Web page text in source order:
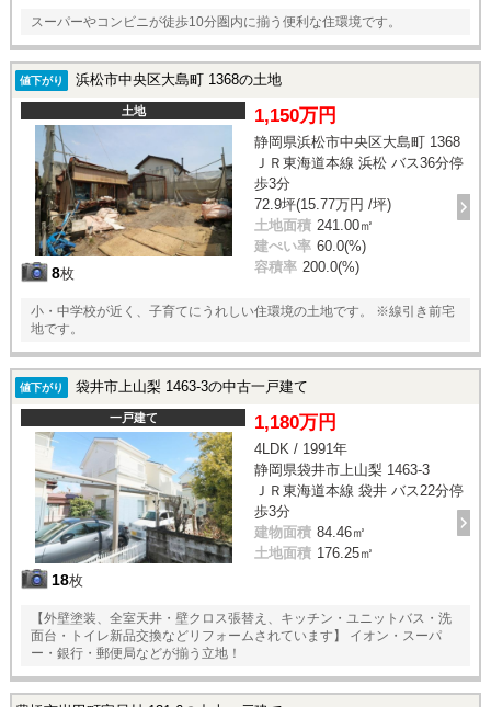
スーパーやコンビニが徒歩10分圏内に揃う便利な住環境です。
値下がり 浜松市中央区大島町 1368の土地
土地
8枚
1,150万円
静岡県浜松市中央区大島町 1368
ＪＲ東海道本線 浜松 バス36分停
歩3分
72.9坪(15.77万円 /坪)
土地面積 241.00㎡
建ぺい率 60.0(%)
容積率 200.0(%)
小・中学校が近く、子育てにうれしい住環境の土地です。 ※線引き前宅
地です。
値下がり 袋井市上山梨 1463-3の中古一戸建て
一戸建て
18枚
1,180万円
4LDK / 1991年
静岡県袋井市上山梨 1463-3
ＪＲ東海道本線 袋井 バス22分停
歩3分
建物面積 84.46㎡
土地面積 176.25㎡
【外壁塗装、全室天井・壁クロス張替え、キッチン・ユニットバス・洗
面台・トイレ新品交換などリフォームされています】 イオン・スーパ
ー・銀行・郵便局などが揃う立地！